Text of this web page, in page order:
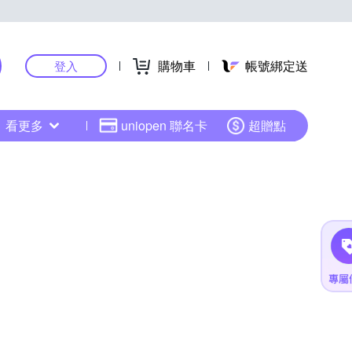
登入 購物車 帳號綁定送
看更多 uniopen 聯名卡 超贈點